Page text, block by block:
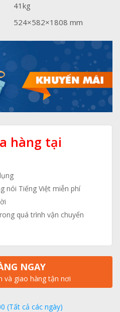
41kg
524×582×1808 mm
hàng tại
nói Tiếng Việt miễn phí
quá trình vận chuyển
NGAY
và giao hàng tận nơi
(Tất cả các ngày)